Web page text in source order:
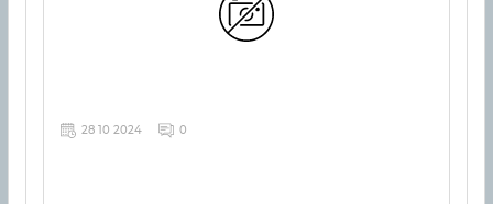
28 10 2024 0